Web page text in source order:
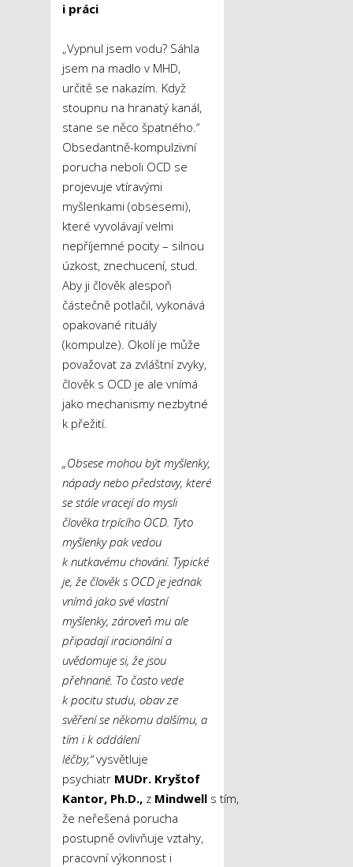
i práci
„Vypnul jsem vodu? Sáhla
jsem na madlo v MHD,
určitě se nakazím. Když
stoupnu na hranatý kanál,
stane se něco špatného.“
Obsedantně-kompulzivní
porucha neboli OCD se
projevuje vtíravými
myšlenkami (obsesemi),
které vyvolávají velmi
nepříjemné pocity – silnou
úzkost, znechucení, stud.
Aby ji člověk alespoň
částečně potlačil, vykonává
opakované rituály
(kompulze). Okolí je může
považovat za zvláštní zvyky,
člověk s OCD je ale vnímá
jako mechanismy nezbytné
k přežití.
„Obsese mohou být myšlenky,
nápady nebo představy, které
se stále vracejí do mysli
člověka trpícího OCD. Tyto
myšlenky pak vedou
k nutkavému chování. Typické
je, že člověk s OCD je jednak
vnímá jako své vlastní
myšlenky, zároveň mu ale
připadají iracionální a
uvědomuje si, že jsou
přehnané. To často vede
k pocitu studu, obav ze
svěření se někomu dalšímu, a
tím i k oddálení
léčby,“vysvětluje
psychiatr MUDr. Kryštof
Kantor, Ph.D., z Mindwell s tím,
že neřešená porucha
postupně ovlivňuje vztahy,
pracovní výkonnost i